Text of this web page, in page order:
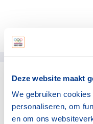
Deze website maakt
We gebruiken
personaliseren, om
en om ons
gerelateerde